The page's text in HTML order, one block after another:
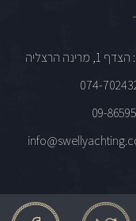
הרצליה